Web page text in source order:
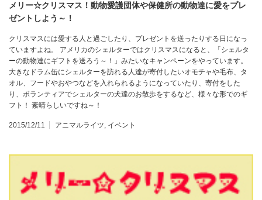
メリー☆クリスマス！動物愛護団体や保健所の動物達に愛をプレ
ゼントしよう～！
クリスマスには愛する人と過ごしたり、プレゼントを送ったりする日になっ
ていますよね。 アメリカのシェルターではクリスマスになると、「シェルタ
ーの動物達にギフトを送ろう～！」みたいなキャンペーンをやっています。
大きなドラム缶にシェルターを訪れる人達が寄付したいオモチャや毛布、タ
オル、フードやおやつなどを入れられるようになっていたり、寄付をした
り、ボランティアでシェルターの犬達のお散歩をするなど、様々な形でのギ
フト！ 素晴らしいですね～！
2015/12/11 アニマルライツ, イベント